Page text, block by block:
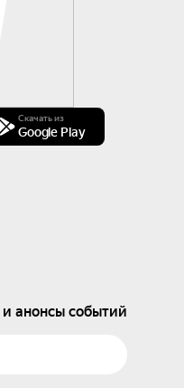
Скачать из
Google Play
анонсы событий